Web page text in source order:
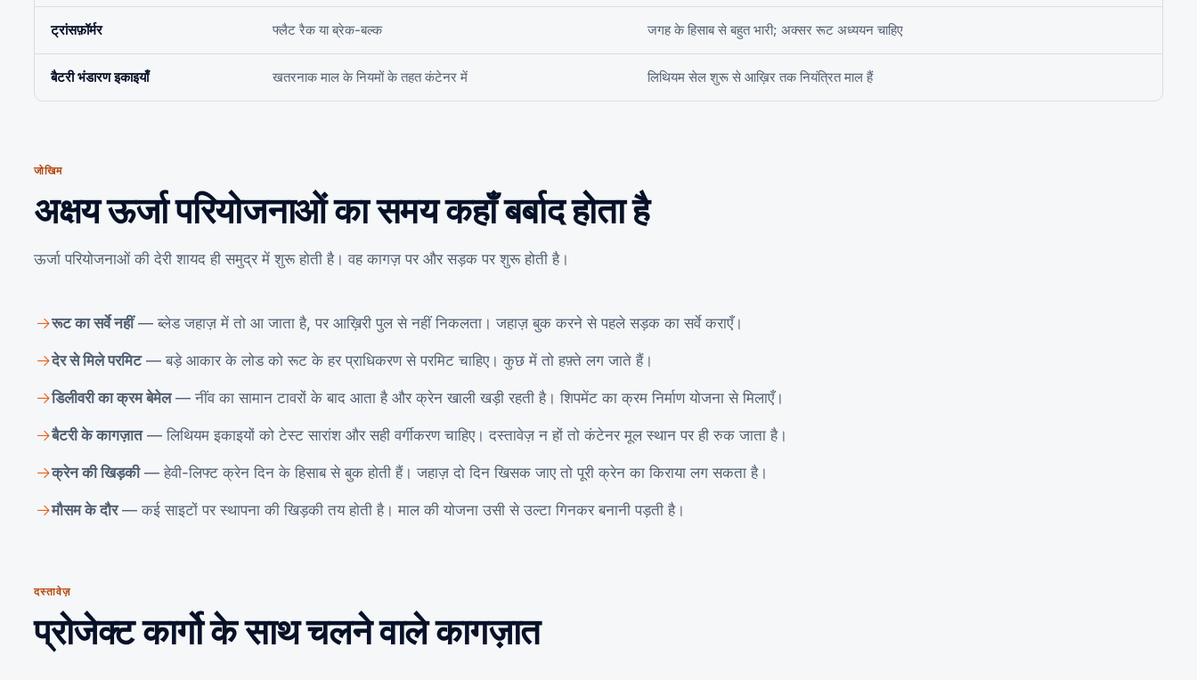
ट्रांसफ़ॉर्मर फ्लैट रैक या ब्रेक-बल्क जगह के हिसाब से बहुत भारी; अक्सर रूट अध्ययन चाहिए
बैटरी भंडारण इकाइयाँ खतरनाक माल के नियमों के तहत कंटेनर में लिथियम सेल शुरू से आख़िर तक नियंत्रित माल हैं
जोखिम
अक्षय ऊर्जा परियोजनाओं का समय कहाँ बर्बाद होता है
ऊर्जा परियोजनाओं की देरी शायद ही समुद्र में शुरू होती है। वह कागज़ पर और सड़क पर शुरू होती है।
रूट का सर्वे नहीं— ब्लेड जहाज़ में तो आ जाता है, पर आख़िरी पुल से नहीं निकलता। जहाज़ बुक करने से पहले सड़क का सर्वे कराएँ।
देर से मिले परमिट— बड़े आकार के लोड को रूट के हर प्राधिकरण से परमिट चाहिए। कुछ में तो हफ़्ते लग जाते हैं।
डिलीवरी का क्रम बेमेल— नींव का सामान टावरों के बाद आता है और क्रेन खाली खड़ी रहती है। शिपमेंट का क्रम निर्माण योजना से मिलाएँ।
बैटरी के कागज़ात— लिथियम इकाइयों को टेस्ट सारांश और सही वर्गीकरण चाहिए। दस्तावेज़ न हों तो कंटेनर मूल स्थान पर ही रुक जाता है।
क्रेन की खिड़की— हेवी-लिफ्ट क्रेन दिन के हिसाब से बुक होती हैं। जहाज़ दो दिन खिसक जाए तो पूरी क्रेन का किराया लग सकता है।
मौसम के दौर— कई साइटों पर स्थापना की खिड़की तय होती है। माल की योजना उसी से उल्टा गिनकर बनानी पड़ती है।
दस्तावेज़
प्रोजेक्ट कार्गो के साथ चलने वाले कागज़ात